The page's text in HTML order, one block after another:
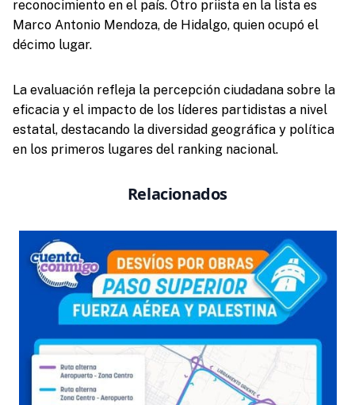
reconocimiento en el país. Otro priista en la lista es
Marco Antonio Mendoza, de Hidalgo, quien ocupó el
décimo lugar.
La evaluación refleja la percepción ciudadana sobre la
eficacia y el impacto de los líderes partidistas a nivel
estatal, destacando la diversidad geográfica y política
en los primeros lugares del ranking nacional.
Relacionados